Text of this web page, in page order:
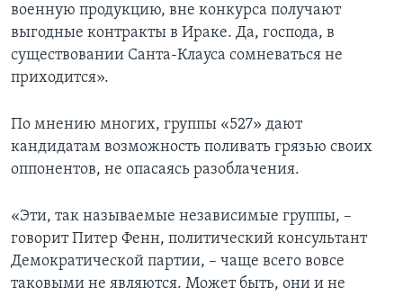
военную продукцию, вне конкурса получают
выгодные контракты в Ираке. Да, господа, в
существовании Санта-Клауса сомневаться не
приходится».
По мнению многих, группы «527» дают
кандидатам возможность поливать грязью своих
оппонентов, не опасаясь разоблачения.
«Эти, так называемые независимые группы, –
говорит Питер Фенн, политический консультант
Демократической партии, – чаще всего вовсе
таковыми не являются. Может быть, они и не